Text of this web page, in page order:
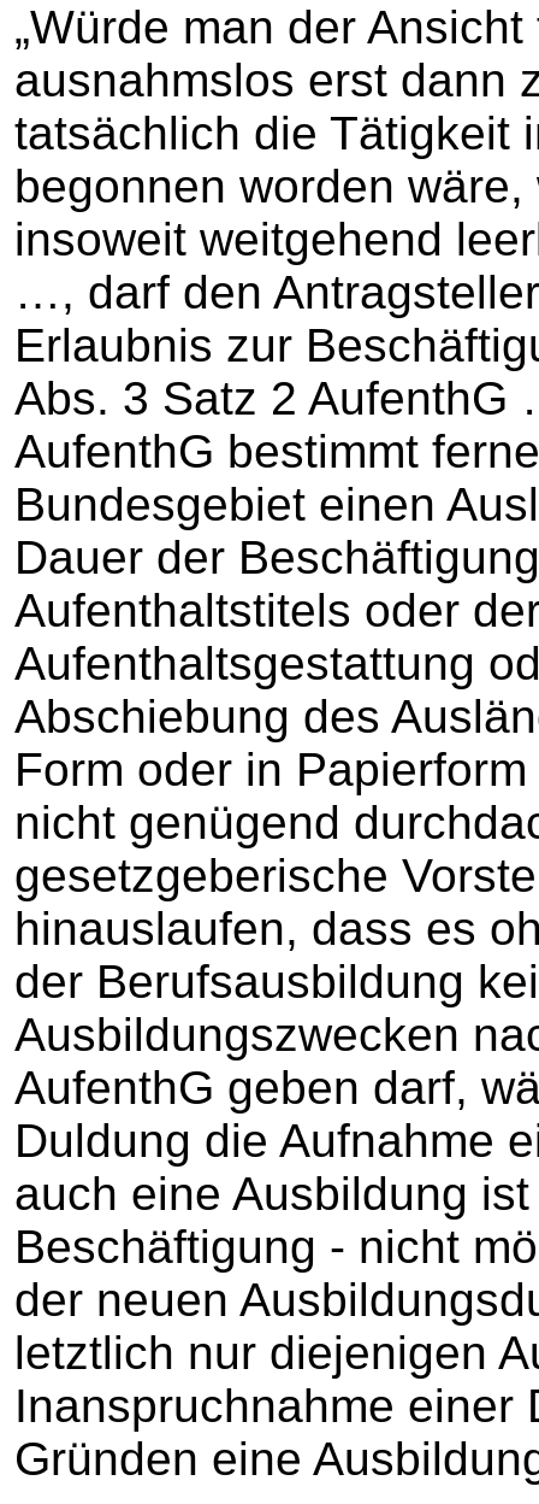
„Würde man der
ausnahmslos erst dann
tatsächlich die Tätigkeit
begonnen worden
insoweit weitgehend
…, darf den
Erlaubnis zur
Abs. 3 Satz 2
AufenthG bestimmt
Bundesgebiet einen
Dauer der
Aufenthaltstitels oder
Aufenthaltsgestattung
Abschiebung des
Form oder in
nicht genügend
gesetzgeberische
hinauslaufen, dass es
der Berufsausbildung
Ausbildungszwecken
AufenthG geben darf,
Duldung die Aufnahme
auch eine Ausbildung
Beschäftigung - nicht
der neuen
letztlich nur diejenigen
Inanspruchnahme einer
Gründen eine